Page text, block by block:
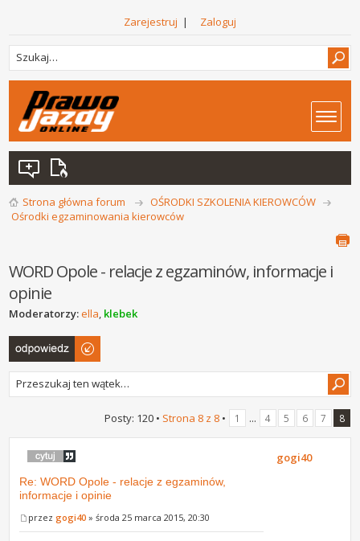
Zarejestruj | Zaloguj
Strona główna forum
OŚRODKI SZKOLENIA KIEROWCÓW
Ośrodki egzaminowania kierowców
WORD Opole - relacje z egzaminów, informacje i
opinie
Moderatorzy:ella, klebek
Odpowiedz
Posty: 120 • Strona 8z 8• 1 ... 4 5 6 7 8
Re: WORD Opole - relacje z egzaminów,
informacje i opinie
przezgogi40 » środa 25 marca 2015, 20:30
gogi40